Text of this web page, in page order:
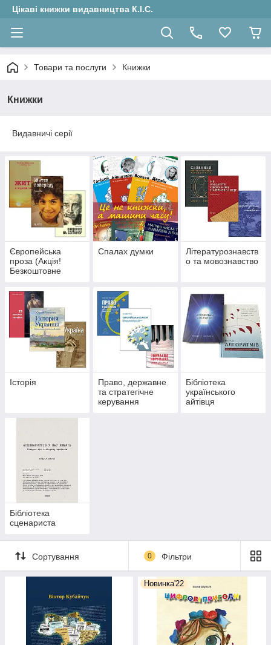
Цікаві книжки видавництва К.І.С.
Товари та послуги Книжки
Книжки
Видавничі серії
Європейська
проза (Акція!
Безкоштовне
покупок від 200
гривень!)
Спалах думки
Літературознавств
о та мовознавство
Історія
Право, державне
та стратегічне
керування
Бібліотека
українського
айтівця
Бібліотека
сценариста
Сортування 0 Фільтри
Новинка'22